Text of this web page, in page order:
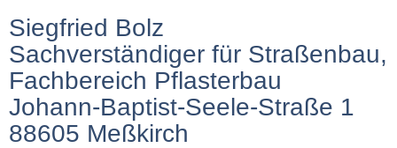
Siegfried Bolz
Sachverständiger für Straßenbau,
Fachbereich Pflasterbau
Johann-Baptist-Seele-Straße 1
88605 Meßkirch